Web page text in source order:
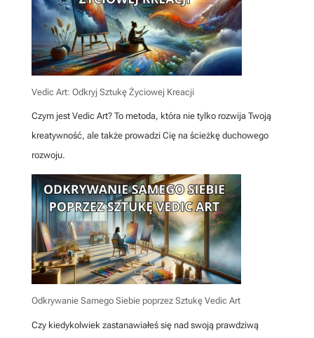
Vedic Art: Odkryj Sztukę Życiowej Kreacji
Czym jest Vedic Art? To metoda, która nie tylko rozwija Twoją
kreatywność, ale także prowadzi Cię na ścieżkę duchowego
rozwoju.
Odkrywanie Samego Siebie poprzez Sztukę Vedic Art
Czy kiedykolwiek zastanawiałeś się nad swoją prawdziwą